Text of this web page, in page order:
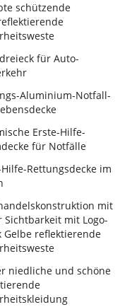
schützende
für Auto-
Aluminium-Notfall-
Erste-Hilfe-
für Notfälle
Rettungsdecke im
mit
Sichtbarkeit mit Logo-
Gelbe reflektierende
niedliche und schöne